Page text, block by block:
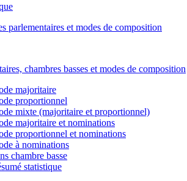
parlementaires et modes de composition
chambres basses et modes de composition
majoritaire
proportionnel
mixte (majoritaire et proportionnel)
majoritaire et nominations
proportionnel et nominations
à nominations
chambre basse
statistique